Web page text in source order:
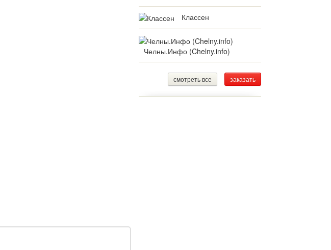
Классен
Челны.Инфо (Chelny.info)
смотреть все заказать